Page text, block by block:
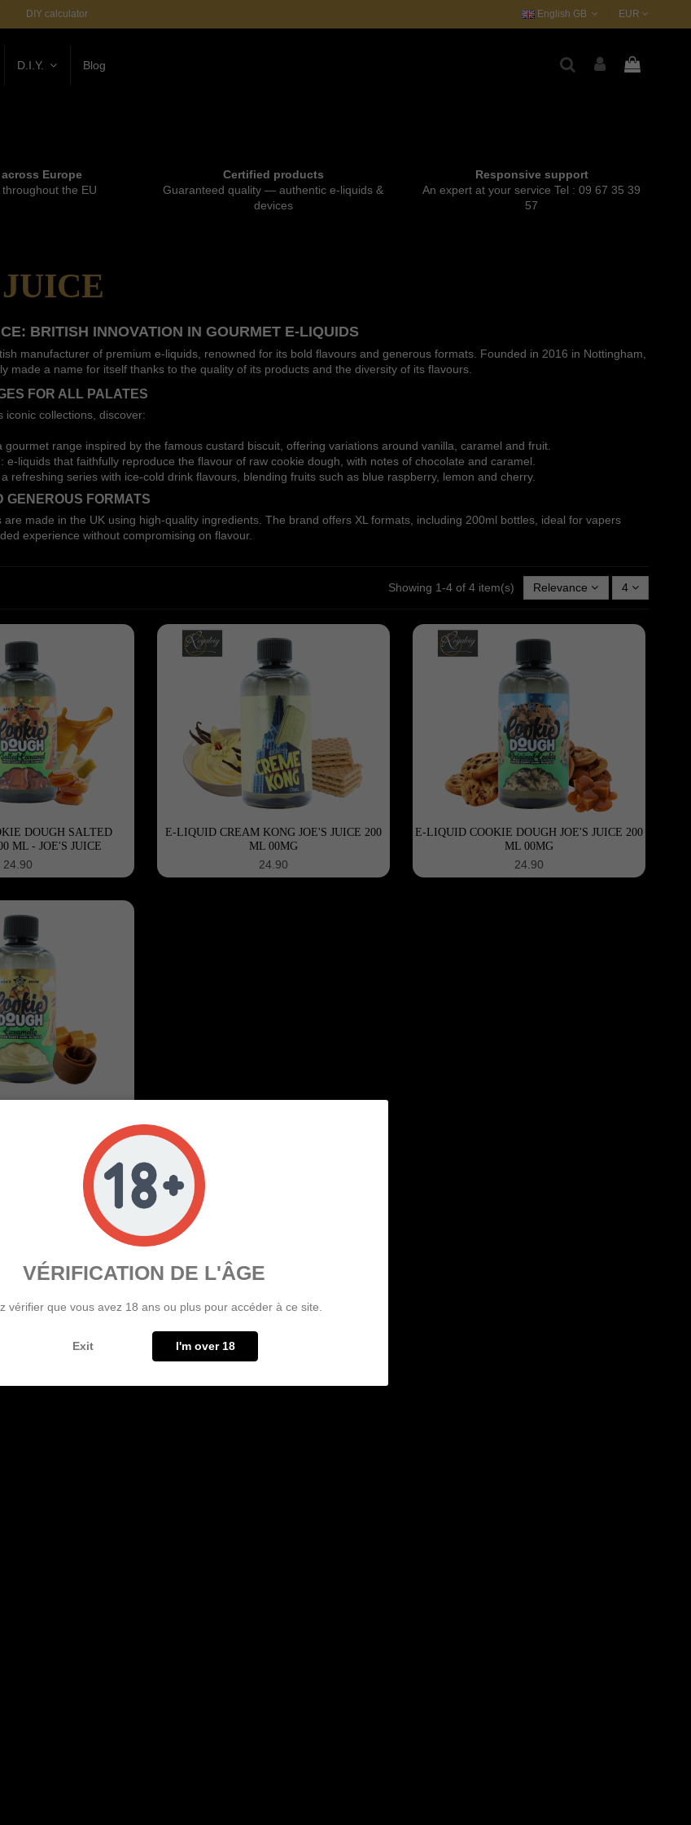
DIY calculator English GB EUR
D.I.Y. Blog
Europe
the EU
Certified products
Guaranteed quality — authentic e-liquids &
devices
Responsive support
An expert at your service Tel : 09 67 35 39
57
BRITISH INNOVATION IN GOURMET E-LIQUIDS
manufacturer of premium e-liquids, renowned for its bold flavours and generous formats. Founded in 2016 in Nottingham,
made a name for itself thanks to the quality of its products and the diversity of its flavours.
FOR ALL PALATES
iconic collections, discover:
gourmet range inspired by the famous custard biscuit, offering variations around vanilla, caramel and fruit.
: e-liquids that faithfully reproduce the flavour of raw cookie dough, with notes of chocolate and caramel.
refreshing series with ice-cold drink flavours, blending fruits such as blue raspberry, lemon and cherry.
GENEROUS FORMATS
are made in the UK using high-quality ingredients. The brand offers XL formats, including 200ml bottles, ideal for vapers
experience without compromising on flavour.
Showing 1-4 of 4 item(s) Relevance 4
DOUGH SALTED
ML - JOE'S JUICE
24.90
E-LIQUID CREAM KONG JOE'S JUICE 200
ML 00MG
24.90
E-LIQUID COOKIE DOUGH JOE'S JUICE 200
ML 00MG
24.90
VÉRIFICATION DE L'ÂGE
vérifier que vous avez 18 ans ou plus pour accéder à ce site.
Exit I'm over 18